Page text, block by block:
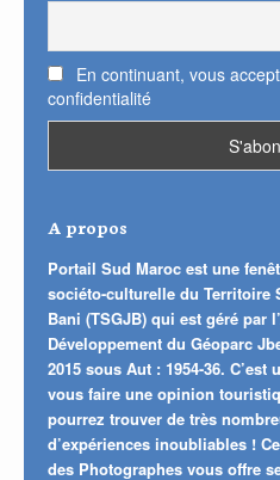
En continuant, vous
confidentialité
A propos
Portail Sud Maroc est une
sociéto-culturelle du Territoire
Bani (TSGJB) qui est géré par
Développement du Géoparc
2015 sous Aut : 1954-36.
vous faire une opinion
pourrez trouver de très
d’expériences inoubliables !
des Photographes vous offre